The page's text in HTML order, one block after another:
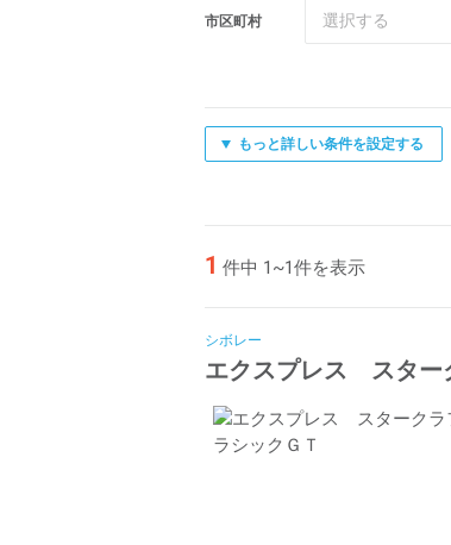
市区町村 選択する
もっと詳しい条件を設定する
1 件中 1~1件を表示
シボレー
エクスプレス スター